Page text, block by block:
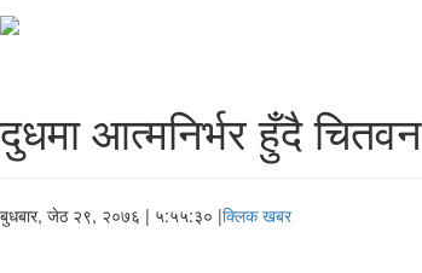
दुधमा आत्मनिर्भर हुँदै चितवन
बुधबार, जेठ २९, २०७६ | ५:५५:३० |क्लिक खबर